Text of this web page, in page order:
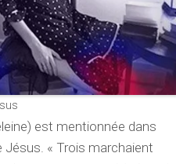
est mentionnée dans
Jésus. « Trois marchaient